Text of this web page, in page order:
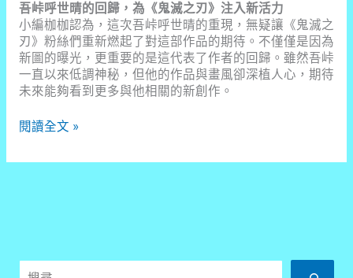
吾峠呼世晴的回歸，為《鬼滅之刃》注入新活力
小編枷枷認為，這次吾峠呼世晴的重現，無疑讓《鬼滅之
刃》粉絲們重新燃起了對這部作品的期待。不僅僅是因為
新圖的曝光，更重要的是這代表了作者的回歸。雖然吾峠
一直以來低調神秘，但他的作品與畫風卻深植人心，期待
未來能夠看到更多與他相關的新創作。
《鬼
4
年
閱讀全文 »
搜